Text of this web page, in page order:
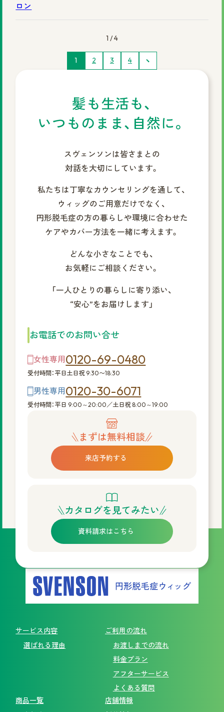
ロン
1 / 4
1 2 3 4
髪も生活も、
いつものまま、自然に。
スヴェンソンは皆さまとの
対話を大切にしています。
私たちは丁寧なカウンセリングを通して、
ウィッグのご用意だけでなく、
円形脱毛症の方の暮らしや環境に合わせた
ケアやカバー方法を一緒に考えます。
どんな小さなことでも、
お気軽にご相談ください。
「一人ひとりの暮らしに寄り添い、
“安心”をお届けします」
お電話でのお問い合せ
女性専用0120-69-0480
受付時間：平日土日祝 9:30〜18:30
男性専用0120-30-6071
受付時間：平日 9:00～20:00／土日祝 8:00～19:00
まずは無料相談
来店予約する
カタログを見てみたい
資料請求はこちら
サービス内容
選ばれる理由
ご利用の流れ
お渡しまでの流れ
料金プラン
アフターサービス
よくある質問
商品一覧
店舗情報